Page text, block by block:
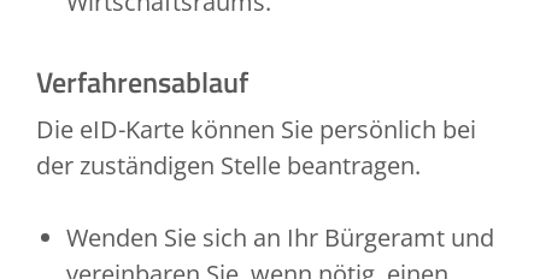
Verfahrensablauf
Die eID-Karte können Sie persönlich bei
der zuständigen Stelle beantragen.
Wenden Sie sich an Ihr Bürgeramt und